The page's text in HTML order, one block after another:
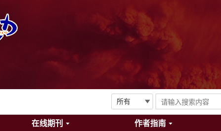
在线期刊 作者指南